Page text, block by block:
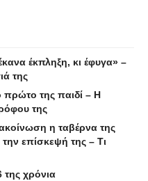
έκπληξη, κι έφυγα» –
της
της παιδί – Η
της
η ταβέρνα της
επίσκεψή της – Τι
χρόνια